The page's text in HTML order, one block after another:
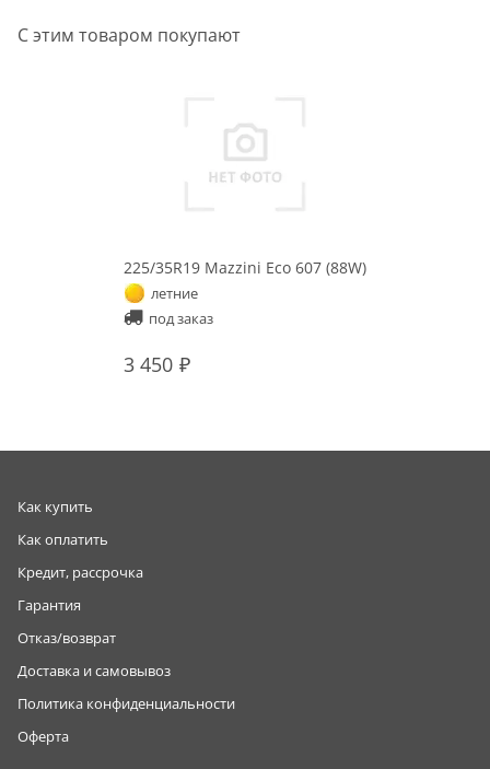
С этим товаром покупают
225/35R19 Mazzini Eco 607 (88W)
летние
под заказ
3 450
Как купить
Как оплатить
Кредит, рассрочка
Гарантия
Отказ/возврат
Доставка и самовывоз
Политика конфиденциальности
Оферта